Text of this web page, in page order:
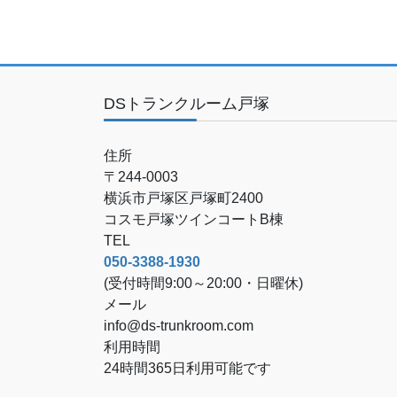
DSトランクルーム戸塚
住所
〒244-0003
横浜市戸塚区戸塚町2400
コスモ戸塚ツインコートB棟
TEL
050-3388-1930
(受付時間9:00～20:00・日曜休)
メール
info@ds-trunkroom.com
利用時間
24時間365日利用可能です